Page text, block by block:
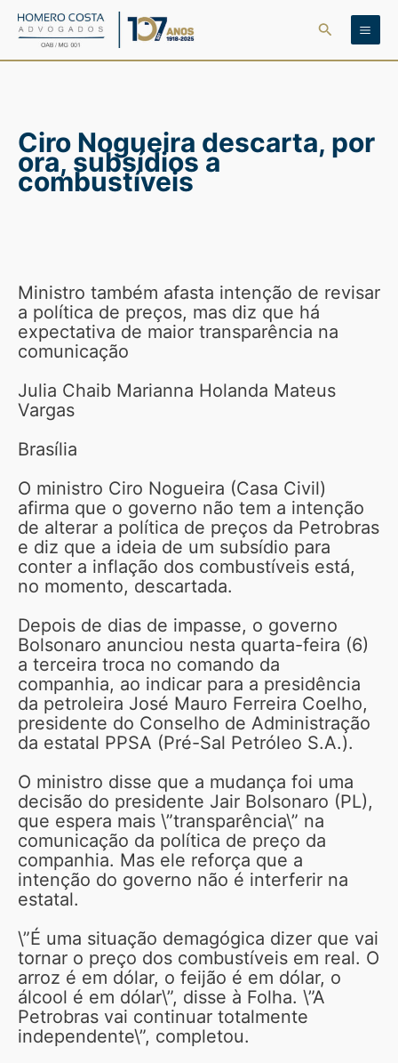
para
Pesquisar
Ciro Nogueira descarta, por
ora, subsídios a
combustíveis
Ministro também afasta intenção de revisar
a política de preços, mas diz que há
expectativa de maior transparência na
comunicação
Julia Chaib Marianna Holanda Mateus
Vargas
Brasília
O ministro Ciro Nogueira (Casa Civil)
afirma que o governo não tem a intenção
de alterar a política de preços da Petrobras
e diz que a ideia de um subsídio para
conter a inflação dos combustíveis está,
no momento, descartada.
Depois de dias de impasse, o governo
Bolsonaro anunciou nesta quarta-feira (6)
a terceira troca no comando da
companhia, ao indicar para a presidência
da petroleira José Mauro Ferreira Coelho,
presidente do Conselho de Administração
da estatal PPSA (Pré-Sal Petróleo S.A.).
O ministro disse que a mudança foi uma
decisão do presidente Jair Bolsonaro (PL),
que espera mais \”transparência\” na
comunicação da política de preço da
companhia. Mas ele reforça que a
intenção do governo não é interferir na
estatal.
\”É uma situação demagógica dizer que vai
tornar o preço dos combustíveis em real. O
arroz é em dólar, o feijão é em dólar, o
álcool é em dólar\”, disse à Folha. \”A
Petrobras vai continuar totalmente
independente\”, completou.